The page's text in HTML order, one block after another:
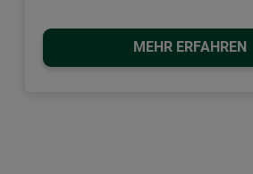
MEHR ERFAHREN